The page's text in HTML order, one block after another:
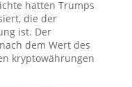
hatten Trumps
die der
ist. Der
dem Wert des
kryptowährungen